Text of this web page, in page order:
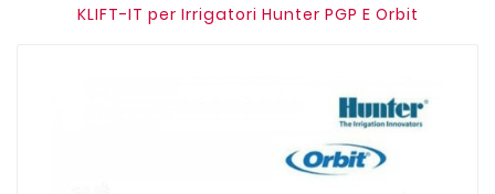
KLIFT-IT per Irrigatori Hunter PGP E Orbit